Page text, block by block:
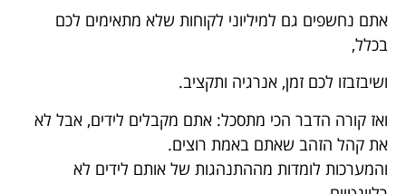
אתם נחשפים גם למיליוני לקוחות שלא מתאימים לכם
בכלל,
ושיבזבזו לכם זמן, אנרגיה ותקציב.
ואז קורה הדבר הכי מתסכל: אתם מקבלים לידים, אבל לא
את קהל הזהב שאתם באמת רוצים.
והמערכות לומדות מההתנהגות של אותם לידים לא